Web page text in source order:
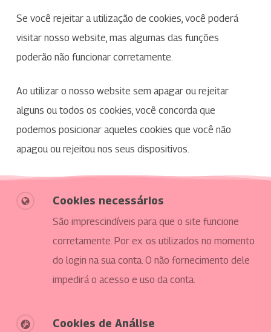
Se você rejeitar a utilização de cookies, você poderá
visitar nosso website, mas algumas das funções
poderão não funcionar corretamente.
Ao utilizar o nosso website sem apagar ou rejeitar
alguns ou todos os cookies, você concorda que
podemos posicionar aqueles cookies que você não
apagou ou rejeitou nos seus dispositivos.
Cookies necessários
São imprescindíveis para que o site funcione
corretamente. Por ex. os utilizados no momento
do login na sua conta. O não fornecimento dele
impedirá o acesso e uso da conta.
Cookies de Análise